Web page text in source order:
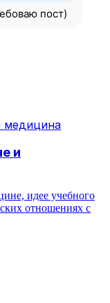
пост)
медицина
и
идее учебного
отношениях с